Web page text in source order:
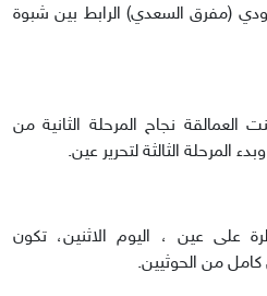
(مفرق السعدي) الرابط بين شبوة
العمالقة نجاح المرحلة الثانية من
المرحلة الثالثة لتحرير عين.
على عين ، اليوم الاثنين، تكون
من الحوثيين.